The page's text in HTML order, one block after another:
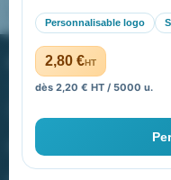
Personnalisable logo
2,80 €HT
dès 2,20 € HT / 5000 u.
Pourquoi ça a marché
PROMENOCH GOODIES
40 rue Madeleine